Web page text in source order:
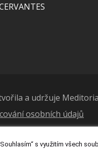
a udržuje
osobních údajů
s využitím všech